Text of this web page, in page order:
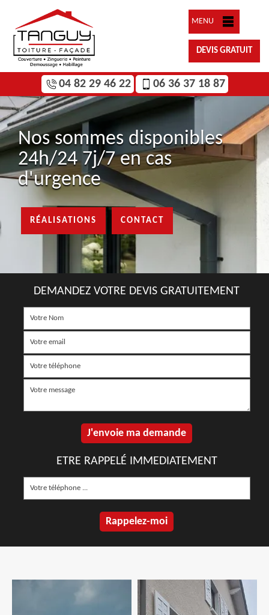
MENU
DEVIS GRATUIT
04 82 29 46 22 06 36 37 18 87
Nos sommes disponibles
24h/24 7j/7 en cas
d'urgence
RÉALISATIONS CONTACT
DEMANDEZ VOTRE DEVIS GRATUITEMENT
ETRE RAPPELÉ IMMEDIATEMENT